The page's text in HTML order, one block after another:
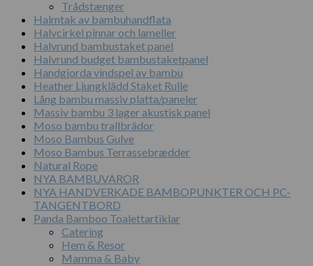
Trådstænger
Halmtak av bambuhandflata
Halvcirkel pinnar och lameller
Halvrund bambustaket panel
Halvrund budget bambustaketpanel
Handgjorda vindspel av bambu
Heather Ljungklädd Staket Rulle
Lång bambu massiv platta/paneler
Massiv bambu 3 lager akustisk panel
Moso bambu trallbrädor
Moso Bambus Gulve
Moso Bambus Terrassebrædder
Natural Rope
NYA BAMBUVAROR
NYA HANDVERKADE BAMBOPUNKTER OCH PC-
TANGENTBORD
Panda Bamboo Toalettartiklar
Catering
Hem & Resor
Mamma & Baby